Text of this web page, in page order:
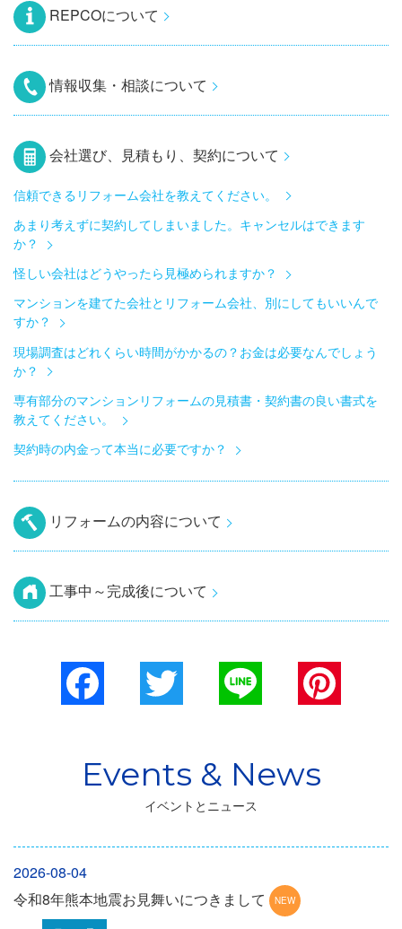
REPCOについて
情報収集・相談について
会社選び、見積もり、契約について
信頼できるリフォーム会社を教えてください。
あまり考えずに契約してしまいました。キャンセルはできます
か？
怪しい会社はどうやったら見極められますか？
マンションを建てた会社とリフォーム会社、別にしてもいいんで
すか？
現場調査はどれくらい時間がかかるの？お金は必要なんでしょう
か？
専有部分のマンションリフォームの見積書・契約書の良い書式を
教えてください。
契約時の内金って本当に必要ですか？
リフォームの内容について
工事中～完成後について
Facebook
イベントとニュース
2026-08-04
令和8年熊本地震お見舞いにつきまして